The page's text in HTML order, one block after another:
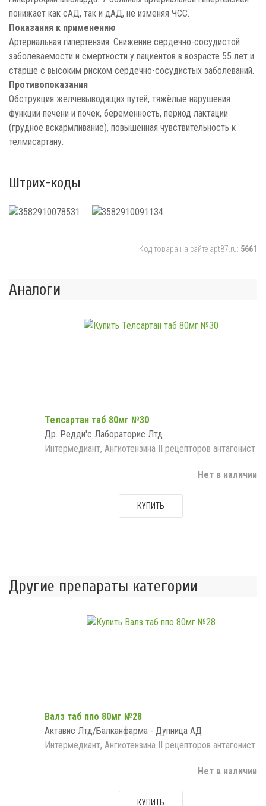
понижает как сАД, так и дАД, не изменяя ЧСС.
Показания к применению
Артериальная гипертензия. Снижение сердечно-сосудистой
заболеваемости и смертности у пациентов в возрасте 55 лет и
старше с высоким риском сердечно-сосудистых заболеваний.
Противопоказания
Обструкция желчевыводящих путей, тяжёлые нарушения
функции печени и почек, беременность, период лактации
(грудное вскармливание), повышенная чувствительность к
телмисартану.
Штрих-коды
Код товара на сайте apt87.ru: 5661
Аналоги
Телсартан таб 80мг №30
Др. Редди'с Лабораторис Лтд
Интермедиант, Ангиотензина II рецепторов антагонист
Нет в наличии
КУПИТЬ
Другие препараты категории
Валз таб ппо 80мг №28
Актавис Лтд/Балканфарма - Дупница АД
Интермедиант, Ангиотензина II рецепторов антагонист
Нет в наличии
КУПИТЬ